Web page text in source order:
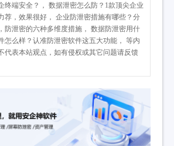
终端安全？， 数据泄密怎么防？1款顶尖企业
荐，效果很好， 企业防泄密措施有哪些？分
防泄密的六种多维度措施， 数据防泄密用什
怎么样？认准防泄密软件这五大功能， 等内
代表本站观点，如有侵权或其它问题请反馈